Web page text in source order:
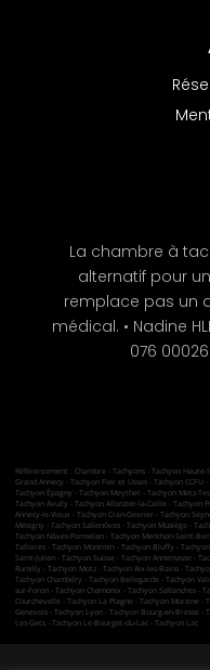
La chambre à
alternatif pour
remplace pas un
médical. • Nadine
076
Référencement : Chambre - Tachyons - Tachyon
Grand Annecy - Tachyon Fier et Usses - Tachyon
Tachyon Épagny - Tachyon Meythet - Tachyon Metz-
Tachyon Avully - Tachyon Allonzier-la-Caille - Tachyon
Annecy-le-Vieux - Tachyon Cran-Gevrier - Tachyon
Mésigny - Tachyon Sallenôves - Tachyon Musiège -
Tachyon Nâves-Parmelan - Tachyon Menthon-Saint-
Talloires - Tachyon Montmin - Tachyon Bluffy -
Saint-Julien - Tachyon Suisse - Tachyon Annemasse -
Rumilly - Tachyon Motz - Tachyon Aix-les-Bains -
Tachyon Chambéry - Tachyon Bellegarde - Tachyon
sur-Foron - Tachyon Chamonix - Tachyon Sallanches -
Courchevelle - Tachyon La Plagne - Tachyon Morzine -
Genevois - Tachyon Lyon - Tachyon Bourg-en-Bresse -
Les-Gets - Tachyon Le-Bourget-du-Lac - Tachyon Lac